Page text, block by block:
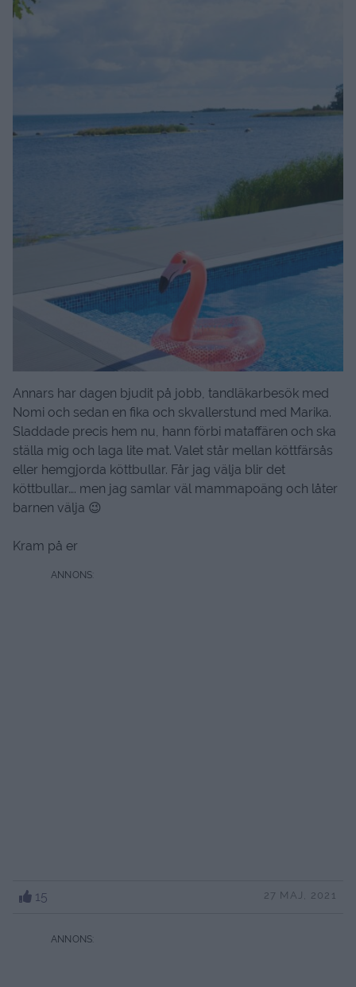
Annars har dagen bjudit på jobb, tandläkarbesök med
Nomi och sedan en fika och skvallerstund med Marika.
Sladdade precis hem nu, hann förbi mataffären och ska
ställa mig och laga lite mat. Valet står mellan köttfärsås
eller hemgjorda köttbullar. Får jag välja blir det
köttbullar…. men jag samlar väl mammapoäng och låter
barnen välja 😉
Kram på er
15 27 MAJ, 2021